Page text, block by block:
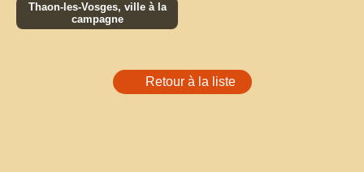
Thaon-les-Vosges, ville à la
campagne
Retour à la liste